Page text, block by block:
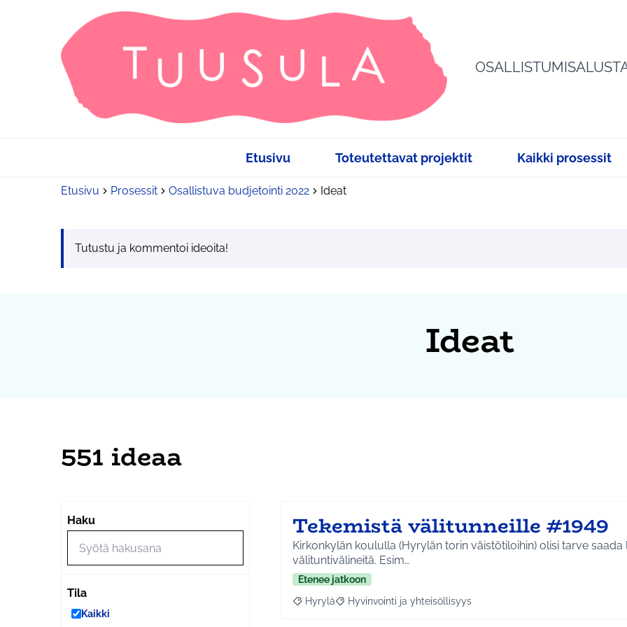
Etusivu Toteutettavat projektit Kaikki prosessit
Etusivu Prosessit Osallistuva budjetointi 2022 Ideat
Tutustu ja kommentoi ideoita!
Ideat
551 ideaa
Haku
Tila
Kaikki
Tekemistä välitunneille #1949
Kirkonkylän koululla (Hyrylän torin väistötiloihin) olisi tarve saada
välituntivälineitä. Esim…
Etenee jatkoon
Rajaa tulokset aihepiirin mukaan: Hyrylä
Hyrylä Rajaa tulokset teeman mukaan: Hyvinvointi ja yhteisöllisyys
Hyvinvointi ja yhteisöllisyys